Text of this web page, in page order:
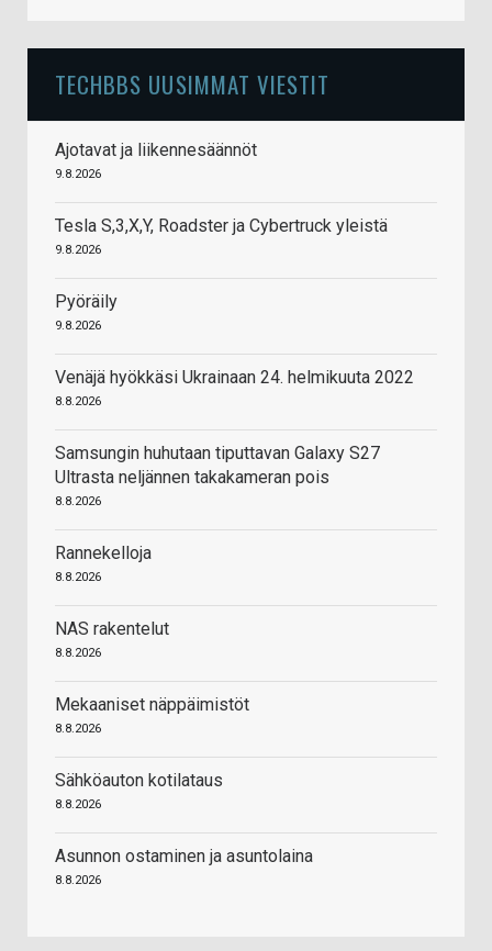
TECHBBS UUSIMMAT VIESTIT
Ajotavat ja liikennesäännöt
9.8.2026
Tesla S,3,X,Y, Roadster ja Cybertruck yleistä
9.8.2026
Pyöräily
9.8.2026
Venäjä hyökkäsi Ukrainaan 24. helmikuuta 2022
8.8.2026
Samsungin huhutaan tiputtavan Galaxy S27
Ultrasta neljännen takakameran pois
8.8.2026
Rannekelloja
8.8.2026
NAS rakentelut
8.8.2026
Mekaaniset näppäimistöt
8.8.2026
Sähköauton kotilataus
8.8.2026
Asunnon ostaminen ja asuntolaina
8.8.2026